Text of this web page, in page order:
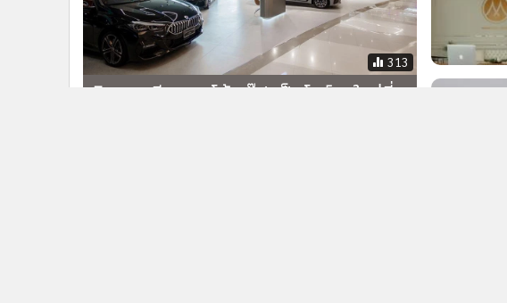
313
มิลเลนเนียม ออโต้ กรุ๊ป เป็ดโชว์รูมใหม่ที่